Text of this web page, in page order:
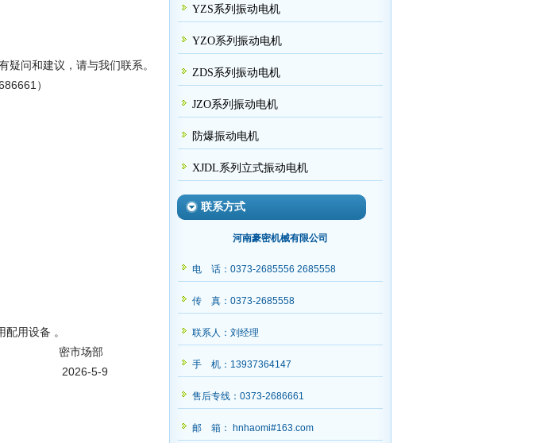
问和建议，请与我们联系。
）
配用设备 。
9
YZS系列振动电机
YZO系列振动电机
ZDS系列振动电机
JZO系列振动电机
防爆振动电机
XJDL系列立式振动电机
联系方式
河南豪密机械有限公司
电 话：0373-2685556 2685558
传 真：0373-2685558
联系人：刘经理
手 机：13937364147
售后专线：0373-2686661
邮 箱： hnhaomi#163.com